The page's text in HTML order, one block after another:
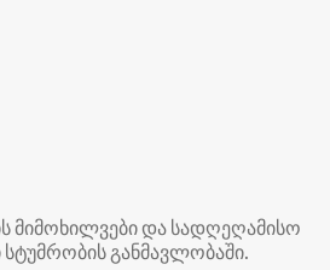
მიმოხილვები და სადღეღამისო
განმავლობაში.